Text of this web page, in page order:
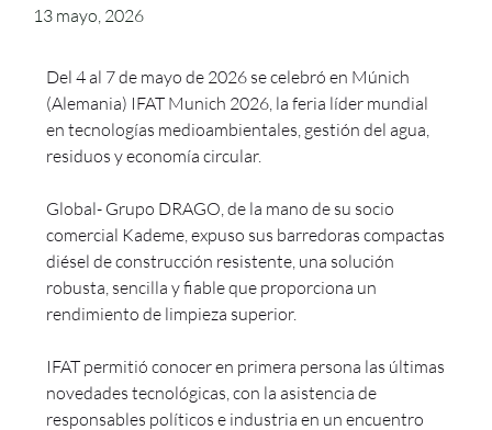
13 mayo, 2026
Del 4 al 7 de mayo de 2026 se celebró en Múnich
(Alemania) IFAT Munich 2026, la feria líder mundial
en tecnologías medioambientales, gestión del agua,
residuos y economía circular.
Global- Grupo DRAGO, de la mano de su socio
comercial Kademe, expuso sus barredoras compactas
diésel de construcción resistente, una solución
robusta, sencilla y fiable que proporciona un
rendimiento de limpieza superior.
IFAT permitió conocer en primera persona las últimas
novedades tecnológicas, con la asistencia de
responsables políticos e industria en un encuentro